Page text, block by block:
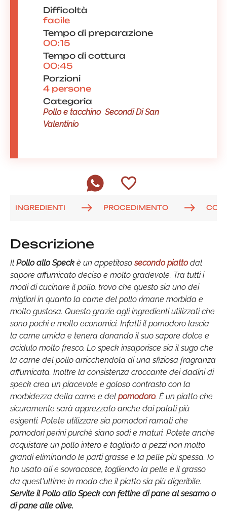
Difficoltà
facile
Tempo di preparazione
00:15
Tempo di cottura
00:45
Porzioni
4 persone
Categoria
Pollo e tacchino Secondi Di San
Valentinio
INGREDIENTI PROCEDIMENTO
Descrizione
Il Pollo allo Speck è un appetitososecondo piattodal
sapore affumicato deciso e molto gradevole. Tra tutti i
modi di cucinare il pollo, trovo che questo sia uno dei
migliori in quanto la carne del pollo rimane morbida e
molto gustosa. Questo grazie agli ingredienti utilizzati che
sono pochi e molto economici. Infatti il pomodoro lascia
la carne umida e tenera donando il suo sapore dolce e
acidulo molto fresco. Lo speck insaporisce sia il sugo che
la carne del pollo arricchendola di una sfiziosa fragranza
affumicata. Inoltre la consistenza croccante dei dadini di
speck crea un piacevole e goloso contrasto con la
morbidezza della carne e del pomodoro. È un piatto che
sicuramente sarà apprezzato anche dai palati più
esigenti. Potete utilizzare sia pomodori ramati che
pomodori perini purchè siano sodi e maturi. Potete anche
acquistare un pollo intero e tagliarlo a pezzi non molto
grandi eliminando le parti grasse e la pelle più spessa. Io
ho usato ali e sovracosce, togliendo la pelle e il grasso
da quest'ultime in modo che il piatto sia più digeribile.
Servite il Pollo allo Speck con fettine di pane al sesamo o
di pane alle olive.